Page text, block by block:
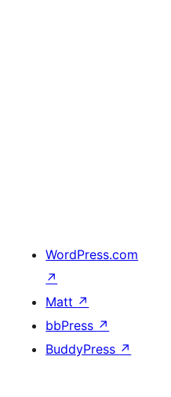
WordPress.com
↗
Matt ↗
bbPress ↗
BuddyPress ↗